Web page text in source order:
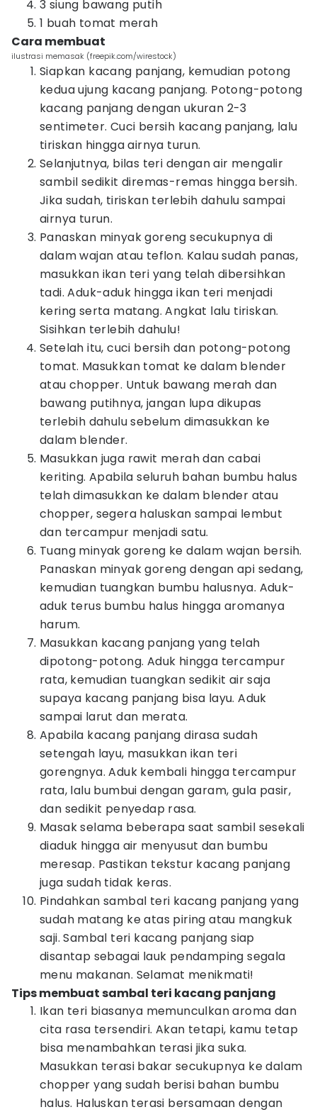
3 siung bawang putih
1 buah tomat merah
Cara membuat
ilustrasi memasak (freepik.com/wirestock)
Siapkan kacang panjang, kemudian potong
kedua ujung kacang panjang. Potong-potong
kacang panjang dengan ukuran 2-3
sentimeter. Cuci bersih kacang panjang, lalu
tiriskan hingga airnya turun.
Selanjutnya, bilas teri dengan air mengalir
sambil sedikit diremas-remas hingga bersih.
Jika sudah, tiriskan terlebih dahulu sampai
airnya turun.
Panaskan minyak goreng secukupnya di
dalam wajan atau teflon. Kalau sudah panas,
masukkan ikan teri yang telah dibersihkan
tadi. Aduk-aduk hingga ikan teri menjadi
kering serta matang. Angkat lalu tiriskan.
Sisihkan terlebih dahulu!
Setelah itu, cuci bersih dan potong-potong
tomat. Masukkan tomat ke dalam blender
atau chopper. Untuk bawang merah dan
bawang putihnya, jangan lupa dikupas
terlebih dahulu sebelum dimasukkan ke
dalam blender.
Masukkan juga rawit merah dan cabai
keriting. Apabila seluruh bahan bumbu halus
telah dimasukkan ke dalam blender atau
chopper, segera haluskan sampai lembut
dan tercampur menjadi satu.
Tuang minyak goreng ke dalam wajan bersih.
Panaskan minyak goreng dengan api sedang,
kemudian tuangkan bumbu halusnya. Aduk-
aduk terus bumbu halus hingga aromanya
harum.
Masukkan kacang panjang yang telah
dipotong-potong. Aduk hingga tercampur
rata, kemudian tuangkan sedikit air saja
supaya kacang panjang bisa layu. Aduk
sampai larut dan merata.
Apabila kacang panjang dirasa sudah
setengah layu, masukkan ikan teri
gorengnya. Aduk kembali hingga tercampur
rata, lalu bumbui dengan garam, gula pasir,
dan sedikit penyedap rasa.
Masak selama beberapa saat sambil sesekali
diaduk hingga air menyusut dan bumbu
meresap. Pastikan tekstur kacang panjang
juga sudah tidak keras.
Pindahkan sambal teri kacang panjang yang
sudah matang ke atas piring atau mangkuk
saji. Sambal teri kacang panjang siap
disantap sebagai lauk pendamping segala
menu makanan. Selamat menikmati!
Tips membuat sambal teri kacang panjang
Ikan teri biasanya memunculkan aroma dan
cita rasa tersendiri. Akan tetapi, kamu tetap
bisa menambahkan terasi jika suka.
Masukkan terasi bakar secukupnya ke dalam
chopper yang sudah berisi bahan bumbu
halus. Haluskan terasi bersamaan dengan